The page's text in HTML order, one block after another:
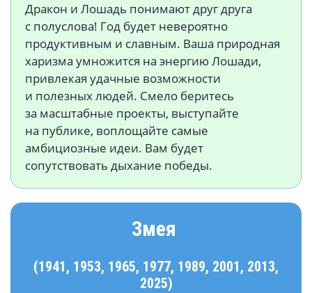
Дракон и Лошадь понимают друг друга
с полуслова! Год будет невероятно
продуктивным и славным. Ваша природная
харизма умножится на энергию Лошади,
привлекая удачные возможности
и полезных людей. Смело беритесь
за масштабные проекты, выступайте
на публике, воплощайте самые
амбициозные идеи. Вам будет
сопутствовать дыхание победы.
Змея
(1941, 1953, 1965, 1977, 1989, 2001, 2013,
2025)